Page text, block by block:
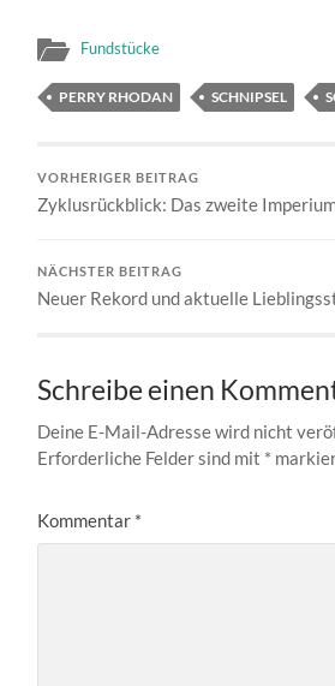
Fundstücke
PERRY RHODAN SCHNIPSEL
VORHERIGER BEITRAG
Zyklusrückblick: Das zweite
NÄCHSTER BEITRAG
Neuer Rekord und aktuelle
Schreibe einen
Deine E-Mail-Adresse wird nicht
Erforderliche Felder sind mit *
Kommentar *